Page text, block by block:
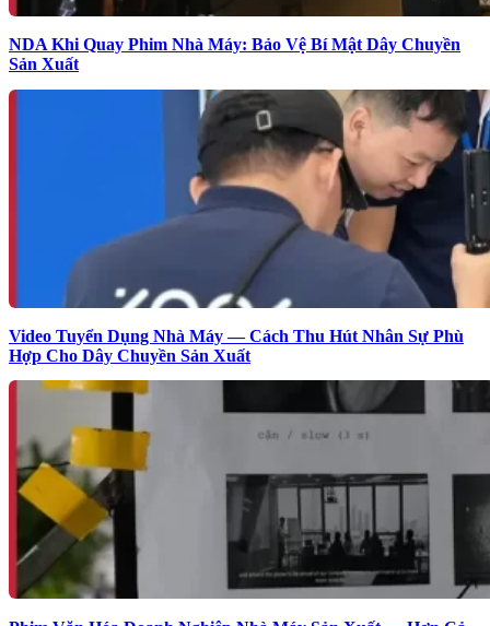
NDA Khi Quay Phim Nhà Máy: Bảo Vệ Bí Mật Dây Chuyền
Sản Xuất
Video Tuyển Dụng Nhà Máy — Cách Thu Hút Nhân Sự Phù
Hợp Cho Dây Chuyền Sản Xuất